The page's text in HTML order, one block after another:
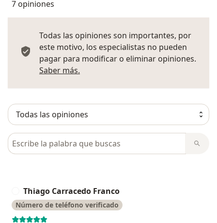
7 opiniones
Todas las opiniones son importantes, por
este motivo, los especialistas no pueden
pagar para modificar o eliminar opiniones.
Saber más.
Busca en opiniones
Thiago Carracedo Franco
Número de teléfono verificado